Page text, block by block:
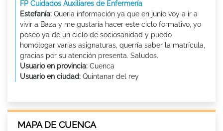
FP Cuidados Auxiliares de Enfermería
Estefanía: Queria información ya que en junio voy a ir a
vivir a Baza y me gustaría hacer este ciclo formativo, yo
poseo ya de un ciclo de sociosanidad y puedo
homologar varias asignaturas, querría saber la matrícula,
gracias por su atención presenta. Saludos.
Usuario en provincia: Cuenca
Usuario en ciudad: Quintanar del rey
MAPA DE CUENCA